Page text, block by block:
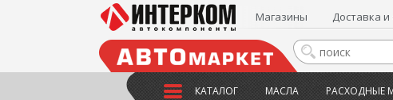
Магазины Доставка и
КАТАЛОГ МАСЛА РАСХОДНЫЕ